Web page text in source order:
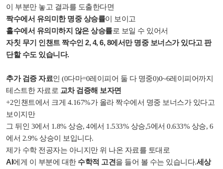
이 부분만 놓고 결과를 도출한다면
짝수에서 유의미한 명중 상승률이 보이고
홀수에서 유의미하지 않은 상승률로 보일 수 있어서
자칫 무기 인챈트 짝수인 2, 4, 6, 8에서만 명중 보너스가 있다고 판
단할 수도 있습니다.
추가 검증 자료인 (0다마=0레이피어 둘 다 명중0)0~6레이피어까지
테스트한 자료로 교차 검증해 보자면
+2인챈트에서 크게 4.167%가 올라 짝수에서 명중 보너스가 있다고
보이지만
그 뒤인 3에서 1.8% 상승, 4에서 1.533% 상승,5에서 0.633% 상승, 6
에서 2.9% 상승이 보입니다.
제가 수학 전공자는 아니지만 위 나온 자료를 토대로
AI에게 이 부분에 대한 수학적 고견을 들어 볼 수는 있습니다.세상